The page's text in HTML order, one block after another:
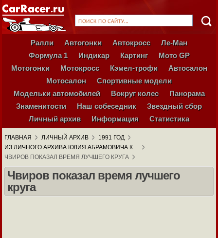
Ралли Автогонки Автокросс
Ле-Ман
Формула 1
Индикар Картинг
Мото GP
Мотогонки
Мотокросс Кэмел-трофи
Автосалон
Мотосалон
Спортивные модели
Модельки автомобилей
Вокруг колес
Панорама
Знаменитости
Наш собеседник
Звездный сбор
Личный архив
Информация Статистика
ГЛАВНАЯ ЛИЧНЫЙ АРХИВ
1991 ГОД
ИЗ ЛИЧНОГО АРХИВА ЮЛИЯ АБРАМОВИЧА К…
ЧВИРОВ ПОКАЗАЛ ВРЕМЯ ЛУЧШЕГО КРУГА
Чвиров показал время лучшего
круга